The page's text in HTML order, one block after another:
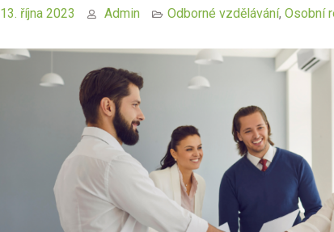
13. října 2023 Admin Odborné vzdělávání, Osobní